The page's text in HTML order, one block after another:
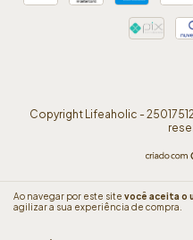
Ao navegar por este site você aceita o
agilizar a sua experiência de compra.
Copyright Lifeaholic -